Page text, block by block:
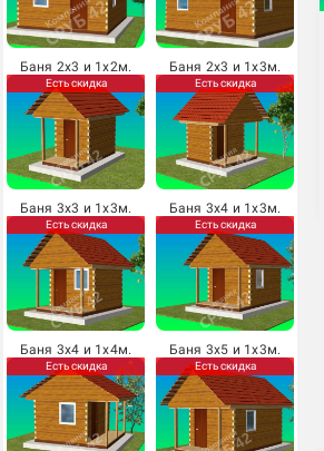
Баня 2х3 и 1х2м.
Есть скидка
Баня 2х3 и 1х3м.
Есть скидка
Баня 3х3 и 1х3м.
Есть скидка
Баня 3х4 и 1х3м.
Есть скидка
Баня 3х4 и 1х4м.
Есть скидка
Баня 3х5 и 1х3м.
Есть скидка